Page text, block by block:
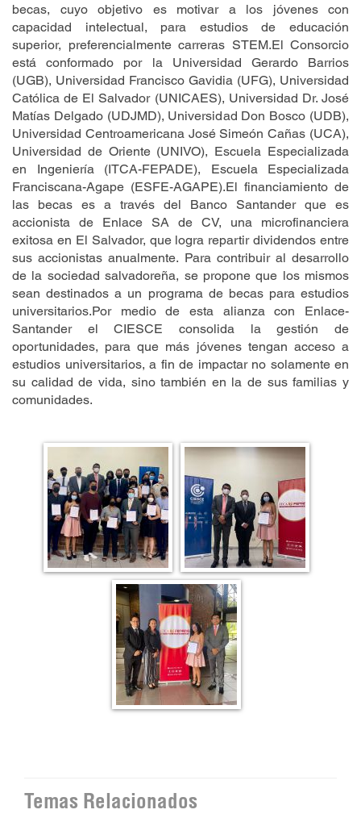
becas, cuyo objetivo es motivar a los jóvenes con
capacidad intelectual, para estudios de educación
superior, preferencialmente carreras STEM.El Consorcio
está conformado por la Universidad Gerardo Barrios
(UGB), Universidad Francisco Gavidia (UFG), Universidad
Católica de El Salvador (UNICAES), Universidad Dr. José
Matías Delgado (UDJMD), Universidad Don Bosco (UDB),
Universidad Centroamericana José Simeón Cañas (UCA),
Universidad de Oriente (UNIVO), Escuela Especializada
en Ingeniería (ITCA-FEPADE), Escuela Especializada
Franciscana-Agape (ESFE-AGAPE).El financiamiento de
las becas es a través del Banco Santander que es
accionista de Enlace SA de CV, una microfinanciera
exitosa en El Salvador, que logra repartir dividendos entre
sus accionistas anualmente. Para contribuir al desarrollo
de la sociedad salvadoreña, se propone que los mismos
sean destinados a un programa de becas para estudios
universitarios.Por medio de esta alianza con Enlace-
Santander el CIESCE consolida la gestión de
oportunidades, para que más jóvenes tengan acceso a
estudios universitarios, a fin de impactar no solamente en
su calidad de vida, sino también en la de sus familias y
comunidades.
Temas Relacionados